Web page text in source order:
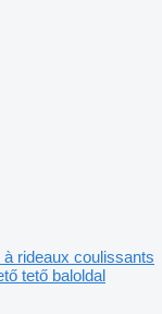
rideaux coulissants
tető baloldal